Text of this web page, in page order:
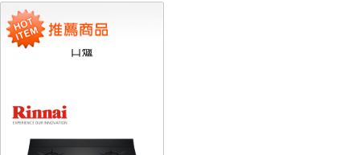
【林內Rinnai】 RB-L2600S(A)
彩焱系列 檯面式彩焱不銹鋼雙
口爐